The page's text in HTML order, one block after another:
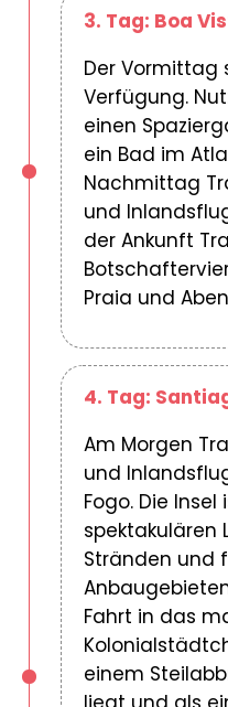
3. Tag: Boa
Der Vormittag
Verfügung.
einen
ein Bad im
Nachmittag
und
der Ankunft
Praia und
4. Tag:
Am Morgen
und
Fogo. Die
spektakulären
Stränden und
Fahrt in das
einem